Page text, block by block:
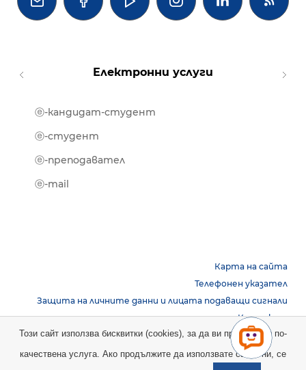
Електронни услуги
ⓔ-кандидат-студент
ⓔ-студент
ⓔ-преподавател
ⓔ-mail
Карта на сайта
Телефонен указател
Защита на личните данни и лицата подаващи сигнали
Контакти
Copyright © 2026 НБУ. Всички права запазени.
Този сайт използва бисквитки (cookies), за да ви предостави по-
качествена услуга. Ако продължите да използвате сайта ни, се